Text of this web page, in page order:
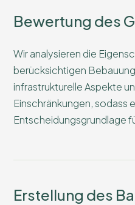
Bewertung des
Wir analysieren die
berücksichtigen
infrastrukturelle Aspekte
Einschränkungen, sodass
Entscheidungsgrundlage
Erstellung des